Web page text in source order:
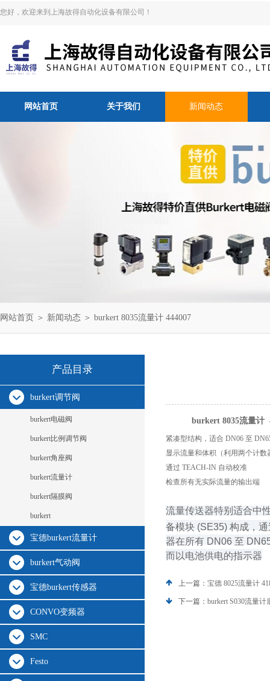
您好，欢迎来到上海故得自动化设备有限公司！
网站首页 关于我们 新闻动态
网站首页 ＞ 新闻动态 ＞ burkert 8035流量计 444007
产品目录
burkert调节阀
burkert电磁阀
burkert比例调节阀
burkert角座阀
burkert流量计
burkert隔膜阀
burkert
宝德burkert流量计
burkert气动阀
宝德burkert传感器
CONVO变频器
SMC
Festo
burkert 8035流量计
紧凑型结构，适合 DN06 至
显示流量和体积（利用两个计数
通过 TEACH-IN 自动校准
检查所有无实际流量的输出端
流量传送器特别适合中
备模块 (SE35) 构成，
器在所有 DN06 至
而以电池供电的指示器
上一篇： 宝德 8025流量计
下一篇： burkert S030流量计